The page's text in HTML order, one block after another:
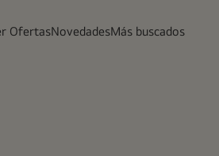
OfertasNovedadesMás buscados